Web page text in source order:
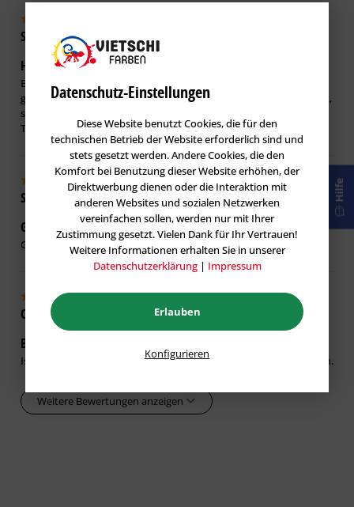
Stephan W.
Hier bestelle ich immer wieder gerne !
Ein super schöner Reibungsloser Kauf, die Ware kam schnell und
gut verpackt an. Auch die Website ist sehr übersichtlich aufgebaut,
so fand man alles sehr schnell und bekam auch noch praktische
Tipps dazu. TOP !
Shopkunde verifiziert
Gute Qualität. Preis passt. 11.10.2022
Gute Qualität. Preis passt.
Corneia F.
Bestes Teil!
Ist der einzige Tapeten-Abreisser, den man weiter empfehlen kann.
Weitere Bewertungen anzeigen
Hilfe
Datenschutz-Einstellungen
Diese Website benutzt Cookies, die für den
technischen Betrieb der Website erforderlich sind und
stets gesetzt werden. Andere Cookies, die den
Komfort bei Benutzung dieser Website erhöhen, der
Direktwerbung dienen oder die Interaktion mit
anderen Websites und sozialen Netzwerken
vereinfachen sollen, werden nur mit Ihrer
Zustimmung gesetzt. Vielen Dank für Ihr Vertrauen!
Weitere Informationen erhalten Sie in unserer
Datenschutzerklärung| Impressum
Erlauben
Konfigurieren